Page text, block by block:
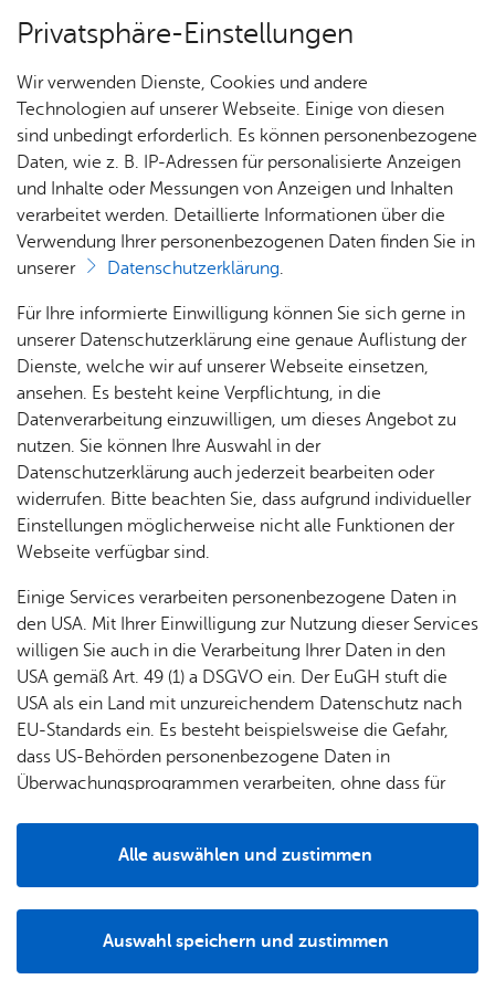
Un­se­re Ort­schaft
Aus­bil­
& of­fe­
Stel­len
Zah­
len,
Daten
& Fak­
ten
Nach­
rich­
ten
Ver­an­
stal­
tun­
gen
Orts­
vor­
ste­her
& Ort­
schaft
Woh­
nen
Ge­
sund­
So­zia­
les
Bil­
dung
& Er­
zie­
Lo­ka­le
Agen­
da
Hal­len
Ver­ei­
ne
Kir­
chen
ri­sches
Orts­
plan
Bür­ger­ser­vice
Vor­le­sen
Orts­ver­wal­tung
Die Ortsverwaltung Kluftern versteht sich für die
mehr als 3.600 Einwohner der Ortschaft als
Dienstleister vor Ort
Neben dem Melde- und Passwesen bietet die
Ortsverwaltung u. a. auch alle
Dienste des Standesamtes
umfassende Beratung.
Öff­nungs­zei­ten Orts­ver­wal­tung
Privatsphäre-Einstellungen
Wir verwenden Dienste, Cookies und andere
Technologien auf unserer Webseite. Einige von diesen
sind unbedingt erforderlich. Es können personenbezogene
Daten, wie z. B. IP-Adressen für personalisierte Anzeigen
und Inhalte oder Messungen von Anzeigen und Inhalten
verarbeitet werden. Detaillierte Informationen über die
Verwendung Ihrer personenbezogenen Daten finden Sie in
unserer
Datenschutzerklärung.
Für Ihre informierte Einwilligung können Sie sich gerne in
unserer Datenschutzerklärung eine genaue Auflistung der
Dienste, welche wir auf unserer Webseite einsetzen,
ansehen. Es besteht keine Verpflichtung, in die
Datenverarbeitung einzuwilligen, um dieses Angebot zu
nutzen. Sie können Ihre Auswahl in der
Datenschutzerklärung auch jederzeit bearbeiten oder
widerrufen. Bitte beachten Sie, dass aufgrund individueller
Einstellungen möglicherweise nicht alle Funktionen der
Webseite verfügbar sind.
Einige Services verarbeiten personenbezogene Daten in
den USA. Mit Ihrer Einwilligung zur Nutzung dieser Services
willigen Sie auch in die Verarbeitung Ihrer Daten in den
USA gemäß Art. 49 (1) a DSGVO ein. Der EuGH stuft die
USA als ein Land mit unzureichendem Datenschutz nach
EU-Standards ein. Es besteht beispielsweise die Gefahr,
dass US-Behörden personenbezogene Daten in
Überwachungsprogrammen verarbeiten, ohne dass für
Auswahl speichern und zustimmen
Alle auswählen und zustimmen